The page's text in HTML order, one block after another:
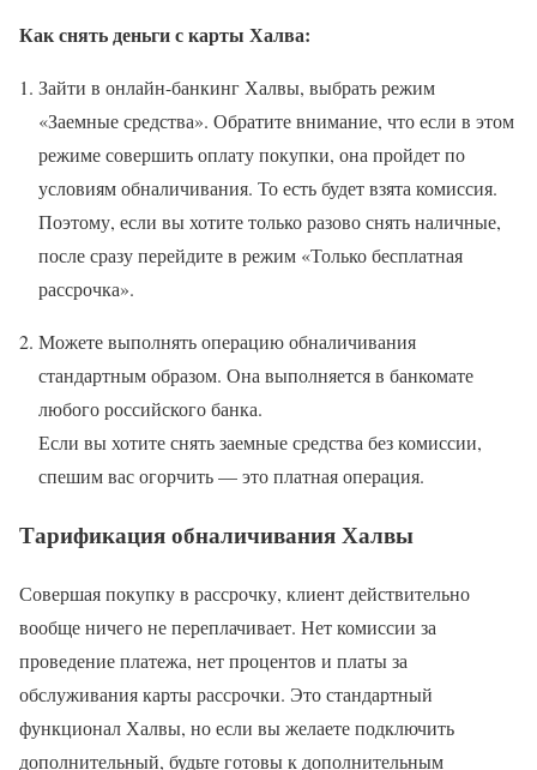
Как снять деньги с карты Халва:
Зайти в онлайн-банкинг Халвы, выбрать режим
«Заемные средства». Обратите внимание, что если в этом
режиме совершить оплату покупки, она пройдет по
условиям обналичивания. То есть будет взята комиссия.
Поэтому, если вы хотите только разово снять наличные,
после сразу перейдите в режим «Только бесплатная
рассрочка».
Можете выполнять операцию обналичивания
стандартным образом. Она выполняется в банкомате
любого российского банка.
Если вы хотите снять заемные средства без комиссии,
спешим вас огорчить — это платная операция.
Тарификация обналичивания Халвы
Совершая покупку в рассрочку, клиент действительно
вообще ничего не переплачивает. Нет комиссии за
проведение платежа, нет процентов и платы за
обслуживания карты рассрочки. Это стандартный
функционал Халвы, но если вы желаете подключить
дополнительный, будьте готовы к дополнительным